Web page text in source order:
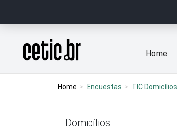
Página inicial
Home
Home Encuestas TIC Domicílios
Domicílios